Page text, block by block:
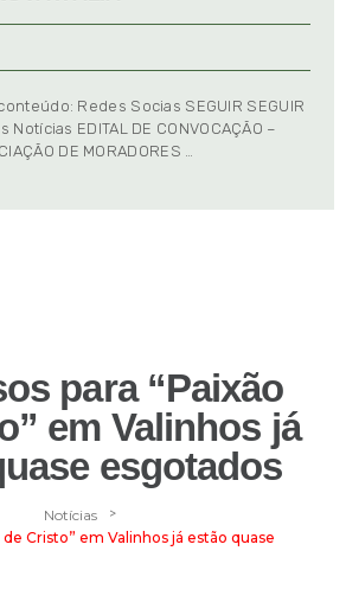
Redes Socias SEGUIR SEGUIR
EDITAL DE CONVOCAÇÃO –
DE MORADORES …
para “Paixão
em Valinhos já
esgotados
Notícias >
de Cristo” em Valinhos já estão quase